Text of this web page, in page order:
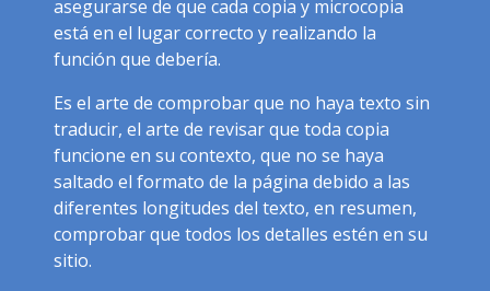
asegurarse de que cada copia y microcopia
está en el lugar correcto y realizando la
función que debería.
Es el arte de comprobar que no haya texto sin
traducir, el arte de revisar que toda copia
funcione en su contexto, que no se haya
saltado el formato de la página debido a las
diferentes longitudes del texto, en resumen,
comprobar que todos los detalles estén en su
sitio.